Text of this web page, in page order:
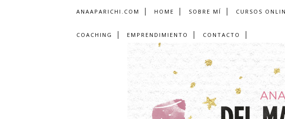
ANAAPARICHI.COM HOME SOBRE MÍ CURSOS
COACHING EMPRENDIMIENTO CONTACTO